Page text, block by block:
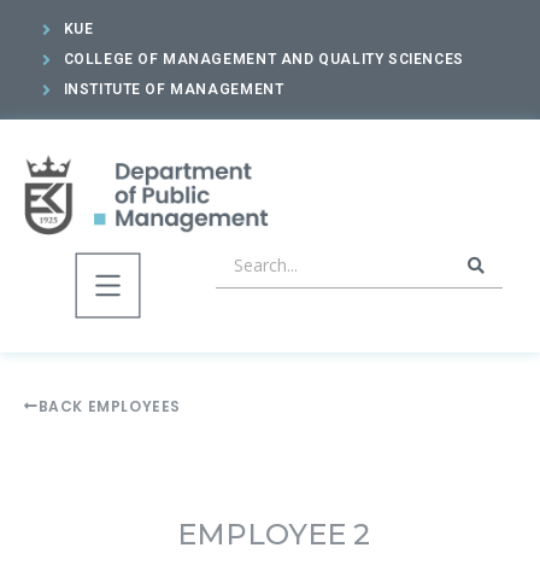
KUE
COLLEGE OF MANAGEMENT AND QUALITY SCIENCES
INSTITUTE OF MANAGEMENT
BACK EMPLOYEES
EMPLOYEE 2